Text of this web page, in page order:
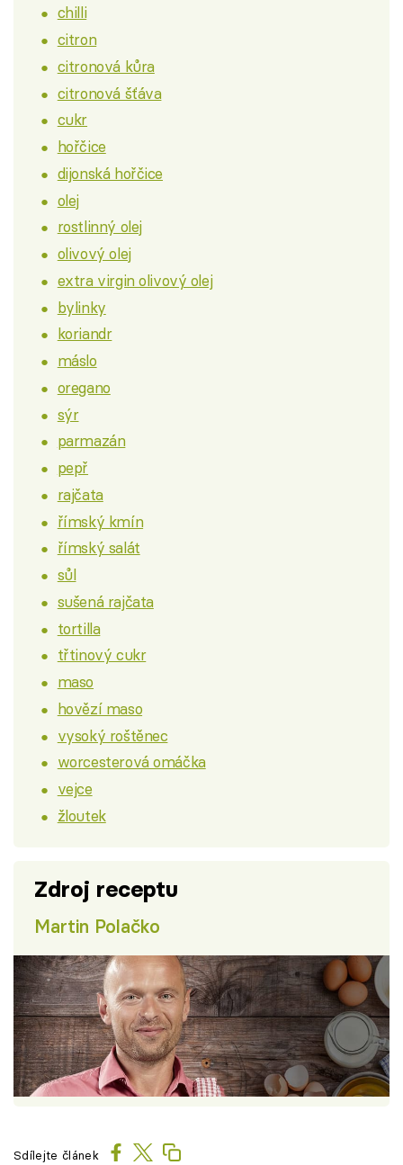
chilli
citron
citronová kůra
citronová šťáva
cukr
hořčice
dijonská hořčice
olej
rostlinný olej
olivový olej
extra virgin olivový olej
bylinky
koriandr
máslo
oregano
sýr
parmazán
pepř
rajčata
římský kmín
římský salát
sůl
sušená rajčata
tortilla
třtinový cukr
maso
hovězí maso
vysoký roštěnec
worcesterová omáčka
vejce
žloutek
Zdroj receptu
Martin Polačko
Sdílejte článek